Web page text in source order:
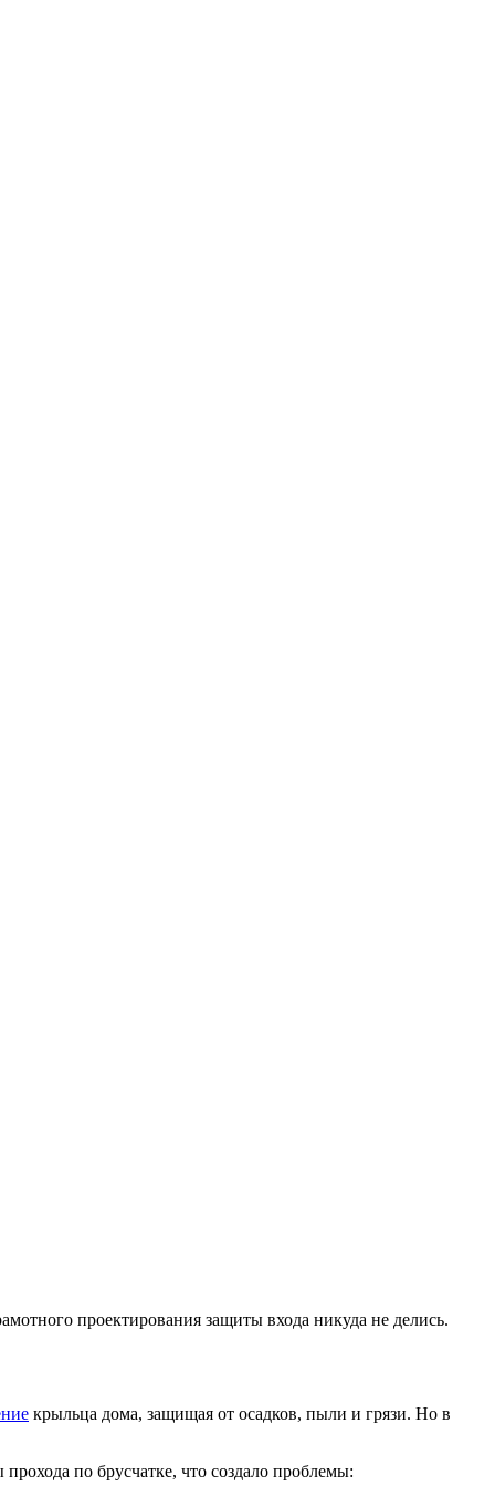
проектирования защиты входа никуда не делись.
крыльца дома, защищая от осадков, пыли и грязи. Но в
по брусчатке, что создало проблемы: